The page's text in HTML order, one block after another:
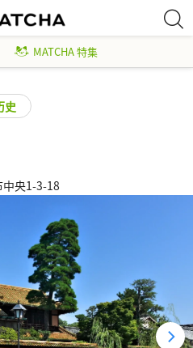
MATCHA 特集
史
央1-3-18